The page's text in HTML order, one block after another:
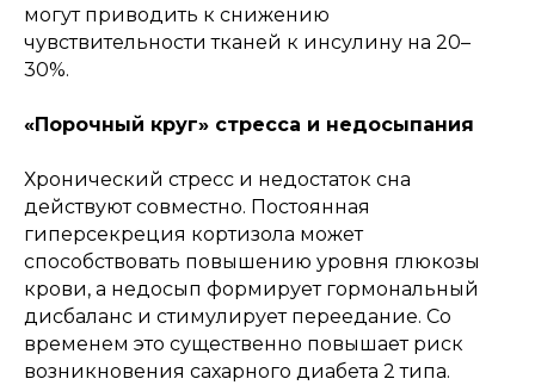
могут приводить к снижению
чувствительности тканей к инсулину на 20–
30%.
«Порочный круг» стресса и недосыпания
Хронический стресс и недостаток сна
действуют совместно. Постоянная
гиперсекреция кортизола может
способствовать повышению уровня глюкозы
крови, а недосып формирует гормональный
дисбаланс и стимулирует переедание. Со
временем это существенно повышает риск
возникновения сахарного диабета 2 типа.